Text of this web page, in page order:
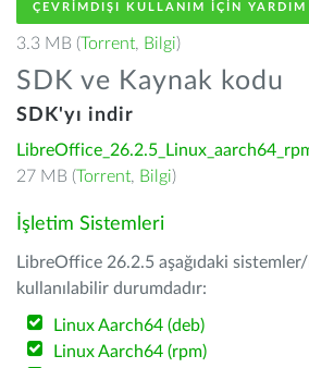
ÇEVRIMDIŞI KULLANIM IÇIN YARDIM
3.3 MB (Torrent, Bilgi)
SDK ve Kaynak kodu
SDK'yı indir
27 MB (Torrent, Bilgi)
İşletim Sistemleri
LibreOffice 26.2.5 aşağıdaki
kullanılabilir durumdadır:
Linux Aarch64 (deb)
Linux Aarch64 (rpm)